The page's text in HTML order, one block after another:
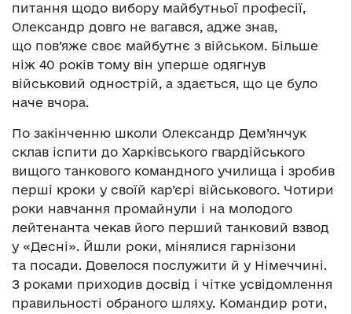
питання щодо вибору майбутньої професії,
Олександр довго не вагався, адже знав,
що пов’яже своє майбутнє з військом. Більше
ніж 40 років тому він уперше одягнув
військовий однострій, а здається, що це було
наче вчора.
По закінченню школи Олександр Дем’янчук
склав іспити до Харківського гвардійського
вищого танкового командного училища і зробив
перші кроки у своїй кар’єрі військового. Чотири
роки навчання промайнули і на молодого
лейтенанта чекав його перший танковий взвод
у «Десні». Йшли роки, мінялися гарнізони
та посади. Довелося послужити й у Німеччині.
З роками приходив досвід і чітке усвідомлення
правильності обраного шляху. Командир роти,